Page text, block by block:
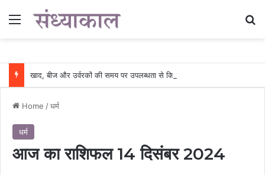
Menu
Home /धर्म
धर्म
आज का राशिफल 14 दिसंबर 2024